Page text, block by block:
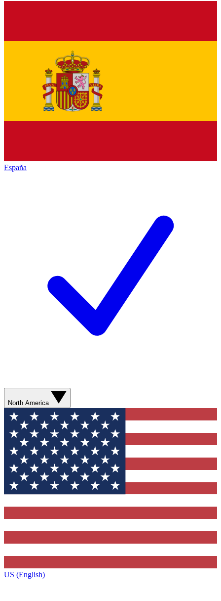
España
North America
US (English)